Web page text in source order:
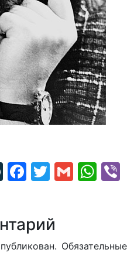
LiveJournal
Facebook
Twitter
Gmail
Обязательные